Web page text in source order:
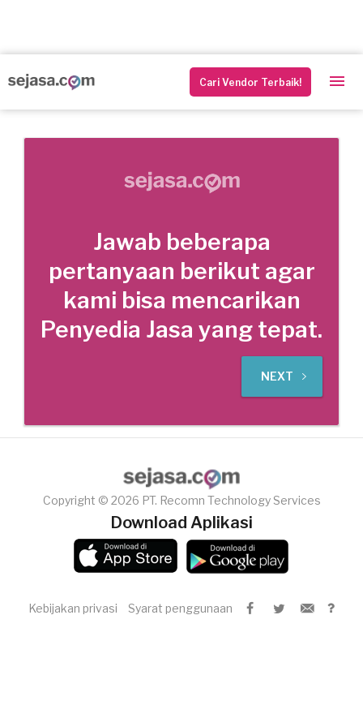
Cari Vendor Terbaik!
Jawab beberapa
pertanyaan berikut agar
kami bisa mencarikan
Penyedia Jasa yang tepat.
NEXT
Copyright © 2026 PT. Recomn Technology Services
Download Aplikasi
Kebijakan privasi Syarat penggunaan